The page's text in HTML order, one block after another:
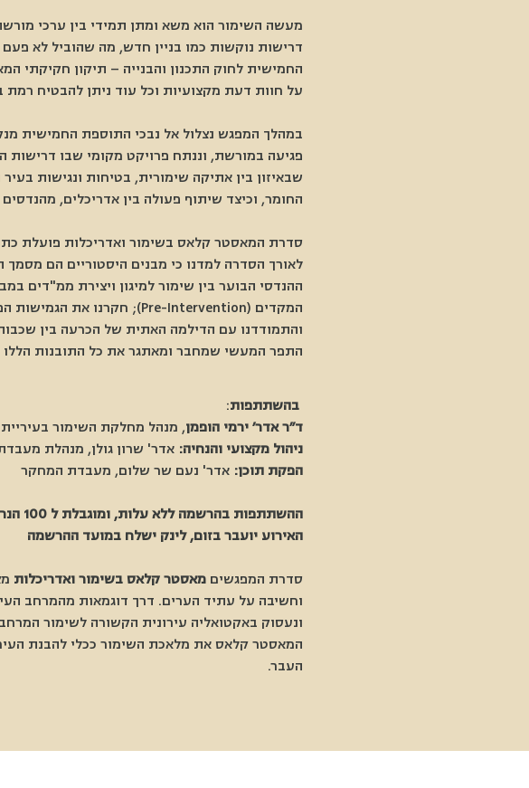
מעשה השימור הוא משא ומתן תמידי בין ערכי
דרישות נוקשות כמו בניין חדש, מה שהוביל לא
החמישית לחוק התכנון והבנייה – תיקון חקיקתי
על חוות דעת מקצועיות וכל עוד ניתן להבטיח
במהלך המפגש נצלול אל נבכי התוספת החמישית
פגיעה במורשת, וננתח פרויקט מקומי שבו
שבאיזון בין אתיקה שימורית, בטיחות ונגישות
החומר, וכיצד שיתוף פעולה בין אדריכלים,
סדרת המאסטר קלאס בשימור ואדריכלות פועלת
לאורך הסדרה למדנו כי מבנים היסטוריים הם
ההנדסי הבוער בין שימור למיגון ויצירת ממ"דים
והתמודדנו עם הדילמה האתית של הכרעה בין
התפר המעשי שמחבר ומאתגר את כל התובנות הללו
בהשתתפות:
ד״ר אדר׳ ירמי הופמן, מנהל מחלקת השימור
ניהול מקצועי והנחיה: אדר' שרון גולן, מנהלת
הפקת תוכן: אדר' נעם שר שלום, מעבדת המחקר
ההשתתפות בהרשמה ללא עלות, ומוגבלת ל 100 הנרשמים הראשונים
האירוע יועבר בזום, לינק ישלח במועד ההרשמה
סדרת המפגשים מאסטר קלאס בשימור ואדריכלות
וחשיבה על עתיד הערים. דרך דוגמאות מהמרחב
ונעסוק באקטואליה עירונית הקשורה לשימור
המאסטר קלאס את מלאכת השימור ככלי להבנת
העבר.